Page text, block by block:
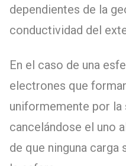
dependientes de la
conductividad del
En el caso de una
electrones que
uniformemente por la
cancelándose el uno
de que ninguna carga